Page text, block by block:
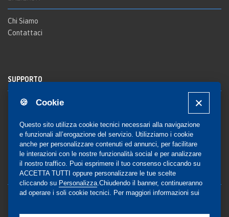
🍪 Cookie
Questo sito utilizza cookie tecnici necessari alla navigazione
e funzionali all’erogazione del servizio. Utilizziamo i cookie
anche per personalizzare contenuti ed annunci, per facilitare
le interazioni con le nostre funzionalità social e per analizzare
il nostro traffico. Puoi esprimere il tuo consenso cliccando su
ACCETTA TUTTI oppure personalizzare le tue scelte
cliccando su Personalizza .Chiudendo il banner, continueranno
ad operare i soli cookie tecnici. Per maggiori informazioni sui
Chi Siamo
Contattaci
SUPPORTO
Registrazione al sito
Notifica
COMMUNITY
Blog e Canali social